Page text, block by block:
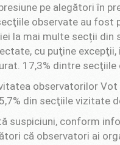
pe alegători în
observate au fost
la mai multe secții din
cu puţine
17,3% dintre
observatorilor
din secţiile vizitate
suspiciuni, conform
că observatori ai